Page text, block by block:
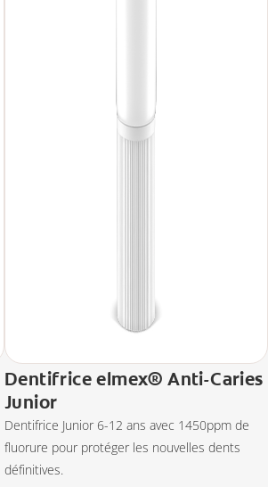
Dentifrice elmex® Anti-Caries
Junior
Dentifrice Junior 6-12 ans avec 1450ppm de
fluorure pour protéger les nouvelles dents
définitives.